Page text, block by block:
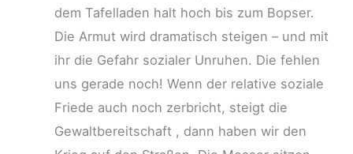
dem Tafelladen halt hoch bis zum Bopser.
Die Armut wird dramatisch steigen – und mit
ihr die Gefahr sozialer Unruhen. Die fehlen
uns gerade noch! Wenn der relative soziale
Friede auch noch zerbricht, steigt die
Gewaltbereitschaft , dann haben wir den